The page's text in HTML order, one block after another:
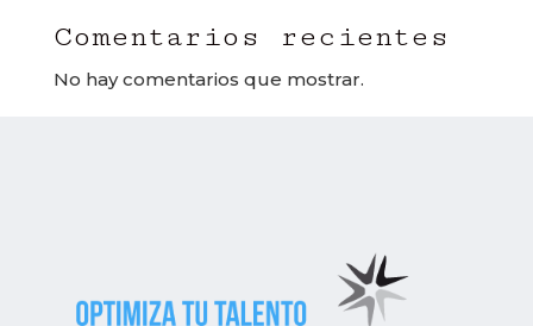
Comentarios recientes
No hay comentarios que mostrar.